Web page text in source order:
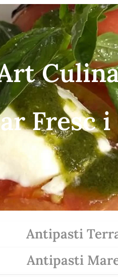
Fresc i
Antipasti
Antipasti